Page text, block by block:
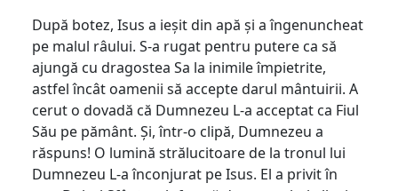
După botez, Isus a ieșit din apă și a îngenuncheat
pe malul râului. S-a rugat pentru putere ca să
ajungă cu dragostea Sa la inimile împietrite,
astfel încât oamenii să accepte darul mântuirii. A
cerut o dovadă că Dumnezeu L-a acceptat ca Fiul
Său pe pământ. Și, într-o clipă, Dumnezeu a
răspuns! O lumină strălucitoare de la tronul lui
Dumnezeu L-a înconjurat pe Isus. El a privit în